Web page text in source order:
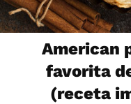
American
favorita
(receta